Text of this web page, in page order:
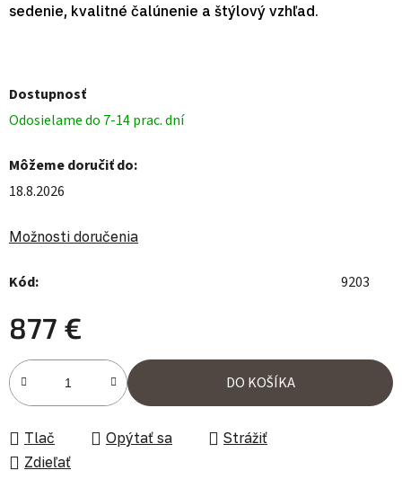
sedenie, kvalitné čalúnenie a štýlový vzhľad.
Dostupnosť
Odosielame do 7-14 prac. dní
Môžeme doručiť do:
18.8.2026
Možnosti doručenia
Kód: 9203
877 €
Jednotková cena:
DO KOŠÍKA
Tlač Opýtať sa
Strážiť
Zdieľať